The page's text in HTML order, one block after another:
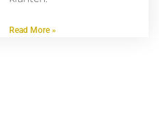
Read More »